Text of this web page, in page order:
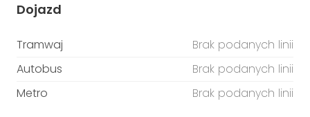
Dojazd
Tramwaj
Brak podanych linii
Autobus
Brak podanych linii
Metro
Brak podanych linii